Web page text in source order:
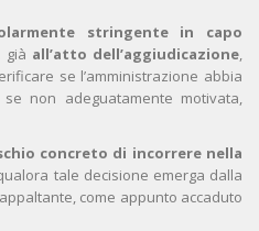
stringente in capo
già all’atto dell’aggiudicazione,
se l’amministrazione abbia
non adeguatamente motivata,
concreto di incorrere nella
tale decisione emerga dalla
come appunto accaduto